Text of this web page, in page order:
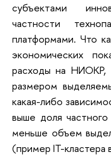
субъектами
частности
платформами. Что
экономических
расходы на НИОКР,
размером
какая-либо
выше доля
меньше объем
(пример IT-кластера